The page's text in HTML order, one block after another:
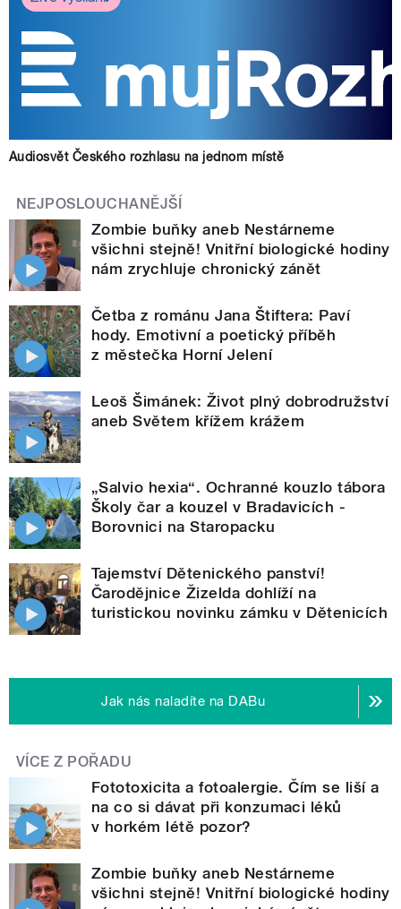
Audiosvět Českého rozhlasu na jednom místě
NEJPOSLOUCHANĚJŠÍ
Zombie buňky aneb Nestárneme
všichni stejně! Vnitřní biologické hodiny
nám zrychluje chronický zánět
Četba z románu Jana Štiftera: Paví
hody. Emotivní a poetický příběh
z městečka Horní Jelení
Leoš Šimánek: Život plný dobrodružství
aneb Světem křížem krážem
„Salvio hexia“. Ochranné kouzlo tábora
Školy čar a kouzel v Bradavicích -
Borovnici na Staropacku
Tajemství Dětenického panství!
Čarodějnice Žizelda dohlíží na
turistickou novinku zámku v Dětenicích
Jak nás naladíte na DABu
VÍCE Z POŘADU
Fototoxicita a fotoalergie. Čím se liší a
na co si dávat při konzumaci léků
v horkém létě pozor?
Zombie buňky aneb Nestárneme
všichni stejně! Vnitřní biologické hodiny